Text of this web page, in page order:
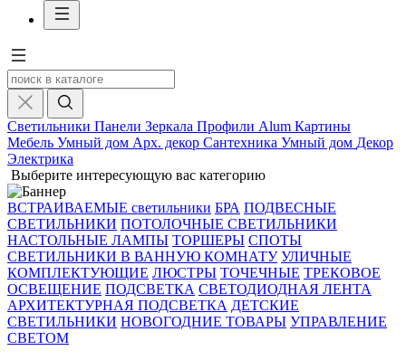
Светильники Панели Зеркала Профили Alum Картины
Мебель Умный дом Арх. декор Сантехника Умный дом Декор
Электрика
Выберите интересующую вас категорию
ВСТРАИВАЕМЫЕ светильники БРА ПОДВЕСНЫЕ
СВЕТИЛЬНИКИ ПОТОЛОЧНЫЕ СВЕТИЛЬНИКИ
НАСТОЛЬНЫЕ ЛАМПЫ ТОРШЕРЫ СПОТЫ
СВЕТИЛЬНИКИ В ВАННУЮ КОМНАТУ УЛИЧНЫЕ
КОМПЛЕКТУЮЩИЕ ЛЮСТРЫ ТОЧЕЧНЫЕ ТРЕКОВОЕ
ОСВЕЩЕНИЕ ПОДСВЕТКА СВЕТОДИОДНАЯ ЛЕНТА
АРХИТЕКТУРНАЯ ПОДСВЕТКА ДЕТСКИЕ
СВЕТИЛЬНИКИ НОВОГОДНИЕ ТОВАРЫ УПРАВЛЕНИЕ
СВЕТОМ